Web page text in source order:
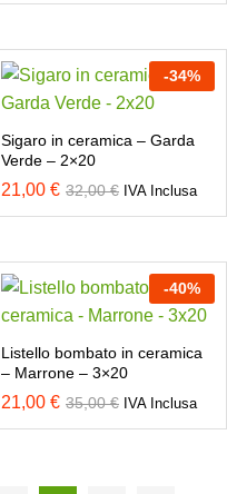
-34%
Sigaro in ceramica – Garda
Verde – 2×20
21,00 € 32,00€ IVA Inclusa
-40%
Listello bombato in ceramica
– Marrone – 3×20
21,00 € 35,00€ IVA Inclusa